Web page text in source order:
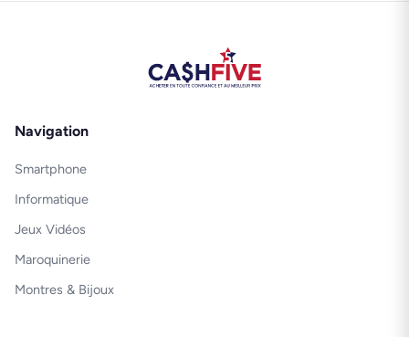
Navigation
Smartphone
Informatique
Jeux Vidéos
Maroquinerie
Montres & Bijoux